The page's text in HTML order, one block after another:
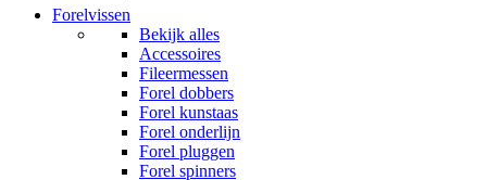
Forelvissen
Bekijk alles
Accessoires
Fileermessen
Forel dobbers
Forel kunstaas
Forel onderlijn
Forel pluggen
Forel spinners